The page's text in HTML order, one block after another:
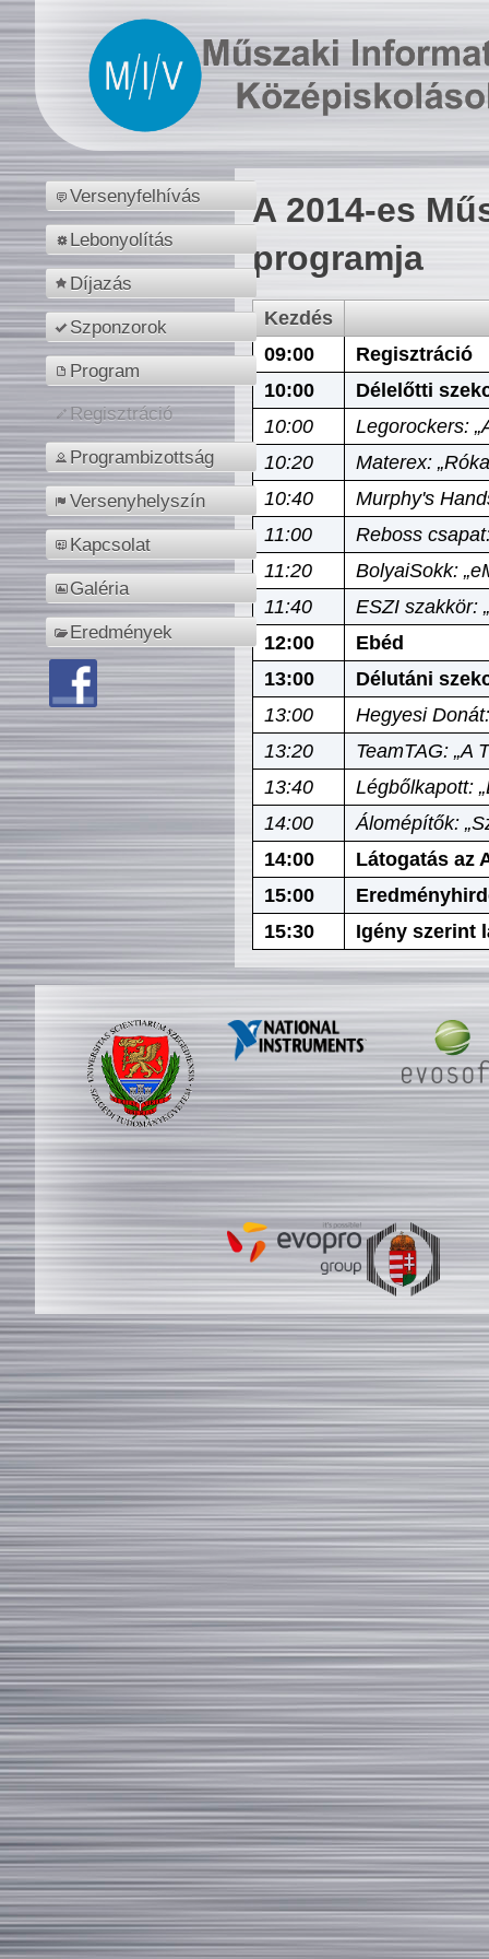
Versenyfelhívás
Lebonyolítás
Díjazás
Szponzorok
Program
Regisztráció
Programbizottság
Versenyhelyszín
Kapcsolat
Galéria
Eredmények
A 2014-es
programja
Kezdés
09:00
Regisztráció
10:00
Délelőtti
10:00
Legorockers:
10:20
Materex:
10:40
Murphy's
11:00
Reboss
11:20
BolyaiSokk:
11:40
ESZI szakkör:
12:00
Ebéd
13:00
Délutáni
13:00
Hegyesi
13:20
TeamTAG: „A
13:40
Légbőlkapott:
14:00
Álomépítők:
14:00
Látogatás az
15:00
15:30
Igény szerint